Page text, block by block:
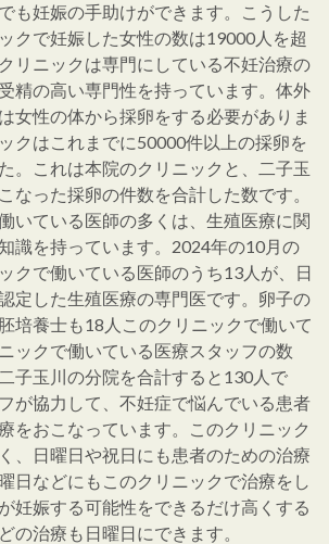
も妊娠の手助けができます。こうした
クで妊娠した女性の数は19000人を超
リニックは専門にしている不妊治療の
精の高い専門性を持っています。体外
女性の体から採卵をする必要がありま
クはこれまでに50000件以上の採卵を
。これは本院のクリニックと、二子玉
なった採卵の件数を合計した数です。
いている医師の多くは、生殖医療に関
識を持っています。2024年の10月の
クで働いている医師のうち13人が、日
定した生殖医療の専門医です。卵子の
培養士も18人このクリニックで働いて
ックで働いている医療スタッフの数
子玉川の分院を合計すると130人で
が協力して、不妊症で悩んでいる患者
をおこなっています。このクリニック
、日曜日や祝日にも患者のための治療
日などにもこのクリニックで治療をし
妊娠する可能性をできるだけ高くする
の治療も日曜日にできます。